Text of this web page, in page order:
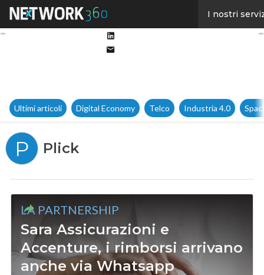
I nostri
Ultimi articoli Digital Economy Telco Industria 4.0
P Plick
LA PARTNERSHIP
Sara Assicurazioni e
Accenture, i rimborsi arrivano
anche via Whatsapp